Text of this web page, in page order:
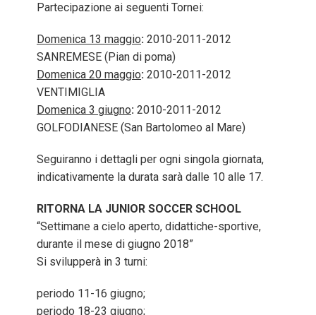
Partecipazione ai seguenti Tornei:
Domenica 13 maggio: 2010-2011-2012
SANREMESE (Pian di poma)
Domenica 20 maggio: 2010-2011-2012
VENTIMIGLIA
Domenica 3 giugno: 2010-2011-2012
GOLFODIANESE (San Bartolomeo al Mare)
Seguiranno i dettagli per ogni singola giornata,
indicativamente la durata sarà dalle 10 alle 17.
RITORNA LA JUNIOR SOCCER SCHOOL
“Settimane a cielo aperto, didattiche-sportive,
durante il mese di giugno 2018”
Si svilupperà in 3 turni:
periodo 11-16 giugno;
periodo 18-23 giugno;